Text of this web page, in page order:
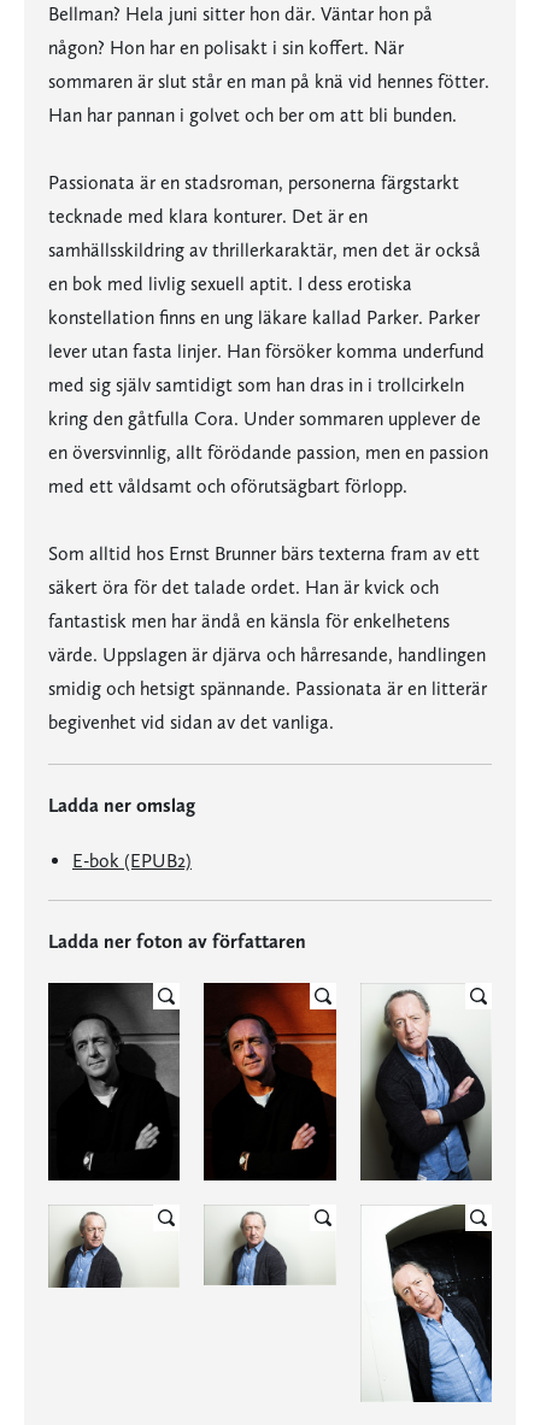
Bellman? Hela juni sitter hon där. Väntar hon på
någon? Hon har en polisakt i sin koffert. När
sommaren är slut står en man på knä vid hennes fötter.
Han har pannan i golvet och ber om att bli bunden.
Passionata är en stadsroman, personerna färgstarkt
tecknade med klara konturer. Det är en
samhällsskildring av thrillerkaraktär, men det är också
en bok med livlig sexuell aptit. I dess erotiska
konstellation finns en ung läkare kallad Parker. Parker
lever utan fasta linjer. Han försöker komma underfund
med sig själv samtidigt som han dras in i trollcirkeln
kring den gåtfulla Cora. Under sommaren upplever de
en översvinnlig, allt förödande passion, men en passion
med ett våldsamt och oförutsägbart förlopp.
Som alltid hos Ernst Brunner bärs texterna fram av ett
säkert öra för det talade ordet. Han är kvick och
fantastisk men har ändå en känsla för enkelhetens
värde. Uppslagen är djärva och hårresande, handlingen
smidig och hetsigt spännande. Passionata är en litterär
begivenhet vid sidan av det vanliga.
Ladda ner omslag
E-bok (EPUB2)
Ladda ner foton av författaren